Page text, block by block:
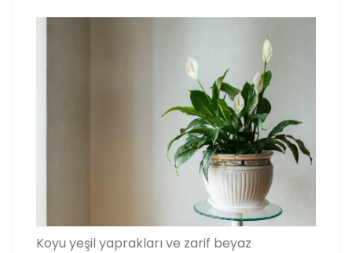
Koyu yeşil yaprakları ve zarif beyaz